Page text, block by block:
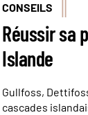
CONSEILS
Réussir sa
Islande
Gullfoss,
cascades